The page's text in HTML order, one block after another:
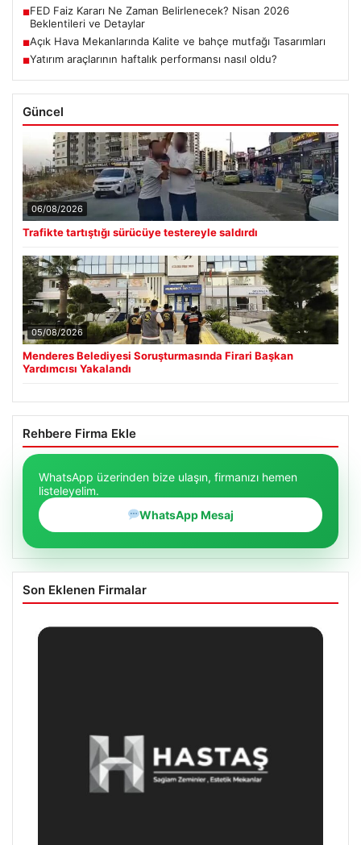
■FED Faiz Kararı Ne Zaman Belirlenecek? Nisan 2026
Beklentileri ve Detaylar
■Açık Hava Mekanlarında Kalite ve bahçe mutfağı Tasarımları
■Yatırım araçlarının haftalık performansı nasıl oldu?
Güncel
06/08/2026
Trafikte tartıştığı sürücüye testereyle saldırdı
05/08/2026
Menderes Belediyesi Soruşturmasında Firari Başkan
Yardımcısı Yakalandı
Rehbere Firma Ekle
WhatsApp üzerinden bize ulaşın, firmanızı hemen
listeleyelim.
WhatsApp Mesaj
Son Eklenen Firmalar